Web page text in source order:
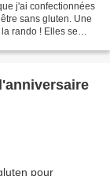
j'ai confectionnées
sans gluten. Une
rando ! Elles se